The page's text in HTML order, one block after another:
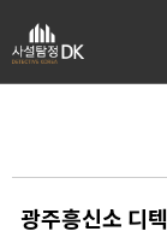
광주흥신소 디